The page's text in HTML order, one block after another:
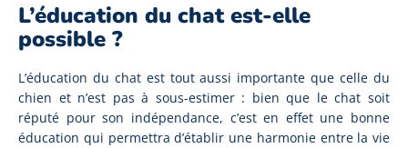
L’éducation du chat est-elle
possible ?
L’éducation du chat est tout aussi importante que celle du
chien et n’est pas à sous-estimer : bien que le chat soit
réputé pour son indépendance, c’est en effet une bonne
éducation qui permettra d’établir une harmonie entre la vie